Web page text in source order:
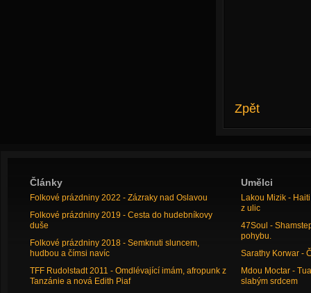
Zpět
Články
Folkové prázdniny 2022 - Zázraky nad Oslavou
Folkové prázdniny 2019 - Cesta do hudebníkovy
duše
Folkové prázdniny 2018 - Semknuti sluncem,
hudbou a čímsi navíc
TFF Rudolstadt 2011 - Omdlévající imám, afropunk z
Tanzánie a nová Edith Piaf
Umělci
Lakou Mizik -
z ulic
47Soul -
pohybu.
Sarathy Korwar -
Mdou Moctar -
slabým srdcem